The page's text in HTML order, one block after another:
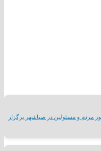
مردم و مسئولین در صباشهر برگزار